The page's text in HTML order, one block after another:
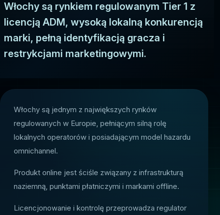
Włochy są rynkiem regulowanym Tier 1 z
licencją ADM, wysoką lokalną konkurencją
marki, pełną identyfikacją gracza i
restrykcjami marketingowymi.
Włochy są jednym z największych rynków
regulowanych w Europie, pełniącym silną rolę
lokalnych operatorów i posiadającym model hazardu
omnichannel.
Produkt online jest ściśle związany z infrastrukturą
naziemną, punktami płatniczymi i markami offline.
Licencjonowanie i kontrolę przeprowadza regulator